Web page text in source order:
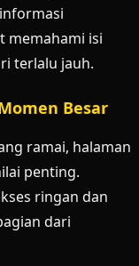
memahami isi
terlalu jauh.
Besar
ramai, halaman
penting.
ringan dan
dari